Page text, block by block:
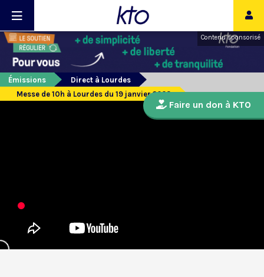
Contenu sponsorisé
Émissions
Direct à Lourdes
Messe de 10h à Lourdes du 19 janvier 2023
Faire un don à KTO